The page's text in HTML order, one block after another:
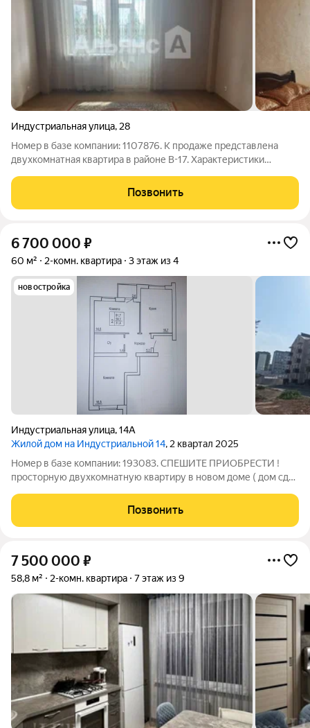
Индустриальная улица, 28
Номер в базе компании: 1107876. К продаже представлена
двухкомнатная квартира в районе В-17. Характеристики
Объект расположен на 6 этаже 9 этажного кирпичного дома. К
преимуществам предложения
Позвонить
6 700 000 ₽
60 м² 2-комн. квартира 3 этаж из 4
новостройка
Индустриальная улица,14А
Жилой дом на Индустриальной 14, 2 квартал 2025
Номер в базе компании: 193083. СПЕШИТЕ ПРИОБРЕСТИ !
просторную двухкомнатную квартиру в новом доме ( дом сдан
Характеристики Квартира площадью 60 квадратных метров
расположена на 3 этаже 4
Позвонить
7 500 000 ₽
58,8 м² 2-комн. квартира 7 этаж из 9